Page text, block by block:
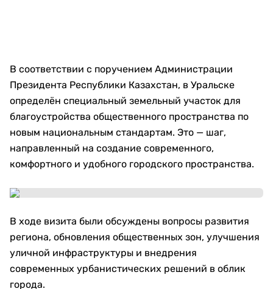
В соответствии с поручением Администрации
Президента Республики Казахстан, в Уральске
определён специальный земельный участок для
благоустройства общественного пространства по
новым национальным стандартам. Это — шаг,
направленный на создание современного,
комфортного и удобного городского пространства.
В ходе визита были обсуждены вопросы развития
региона, обновления общественных зон, улучшения
уличной инфраструктуры и внедрения
современных урбанистических решений в облик
города.